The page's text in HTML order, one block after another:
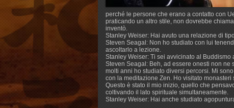
perché le persone che erano a contatto con
praticando un altro stile, non dovrebbe
inventò.
Stanley Weiser: Hai avuto una relazione di
Steven Seagal: Non ho studiato con lui
ascoltarlo a lezione.
Stanley Weiser: Ti sei avvicinato al
Steven Seagal: Beh, ad essere onesti non
molti anni ho studiato diversi percorsi. Mi
con la meditazione Zen. Ho visitato
Questo è stato il mio inizio, quello che
coltivando il lato spirituale simultaneamente.
Stanley Weiser: Hai anche studiato